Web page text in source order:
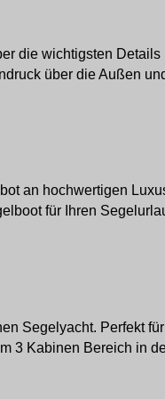
die wichtigsten
über die Außen
an hochwertigen
für Ihren
Segelyacht. Perfekt
3 Kabinen Bereich in